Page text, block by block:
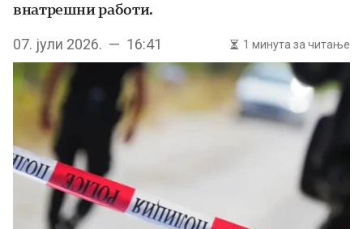
внатрешни работи.
07. јули 2026. — 16:41 1 минута за читање